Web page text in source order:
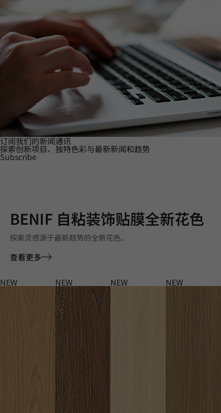
订阅我们的新闻通讯
探索创新项目、独特色彩与最新新闻和趋势
Subscribe
BENIF 自粘装饰贴膜全新花色
探索灵感源于最新趋势的全新花色。
查看更多
NEW NEW NEW NEW